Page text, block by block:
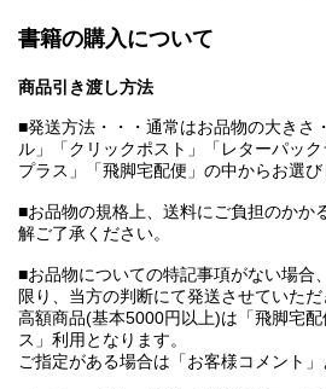
書籍の購入について
商品引き渡し方法
■発送方法・・・通常はお品物の大きさ
ル」「クリックポスト」「レターパッ
プラス」「飛脚宅配便」の中からお選び
■お品物の規格上、送料にご負担のかか
解ご了承ください。
■お品物についての特記事項がない場合
限り、当方の判断にて発送させていただ
高額商品(基本5000円以上)は「飛脚宅
ス」利用となります。
ご指定がある場合は「お客様コメント」